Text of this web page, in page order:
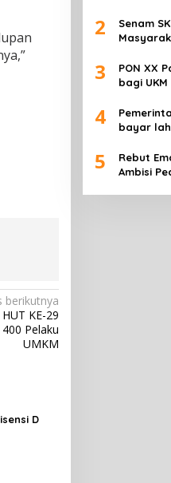
berikutnya
KE-29
Pelaku
UMKM
D
2
Senam
3
PON XX
bagi
4
bayar
5
Rebut
Ambisi